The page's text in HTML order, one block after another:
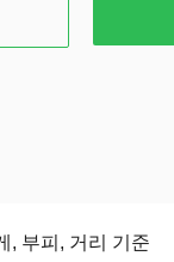
, 부피, 거리 기준